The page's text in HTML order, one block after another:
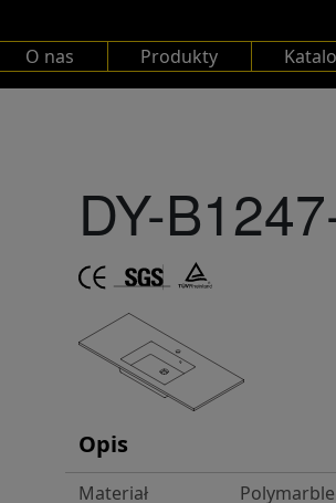
O nas Produkty
DY-
Opis
Materiał
Polymarble